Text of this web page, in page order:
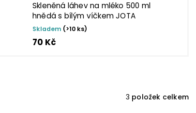
Skleněná láhev na mléko 500 ml
hnědá s bílým víčkem JOTA
Skladem (>10 ks)
70 Kč
3 položek celkem